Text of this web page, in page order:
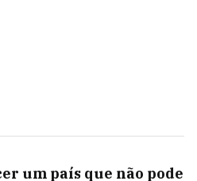
um país que não pode